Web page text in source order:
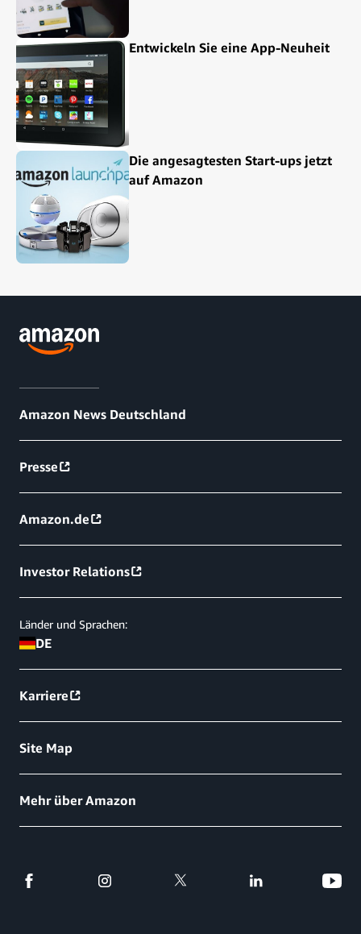
Entwickeln Sie eine App-Neuheit
Die angesagtesten Start-ups jetzt
auf Amazon
Amazon News Deutschland
Presse
Amazon.de
Investor Relations
Länder und Sprachen:
DE
Karriere
Site Map
Mehr über Amazon